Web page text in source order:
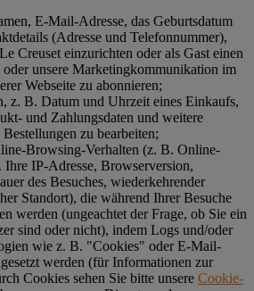
E-Mail-Adresse, das Geburtsdatum
(Adresse und Telefonnummer),
Creuset einzurichten oder als Gast einen
unsere Marketingkommunikation im
Webseite zu abonnieren;
z. B. Datum und Uhrzeit eines Einkaufs,
und Zahlungsdaten und weitere
zu bearbeiten;
Browsing-Verhalten (z. B. Online-
IP-Adresse, Browserversion,
des Besuches, wiederkehrender
Standort), die während Ihrer Besuche
werden (ungeachtet der Frage, ob Sie ein
sind oder nicht), indem Logs und/oder
wie z. B. "Cookies" oder E-Mail-
werden (für Informationen zur
Cookies sehen Sie bitte unsere Cookie-